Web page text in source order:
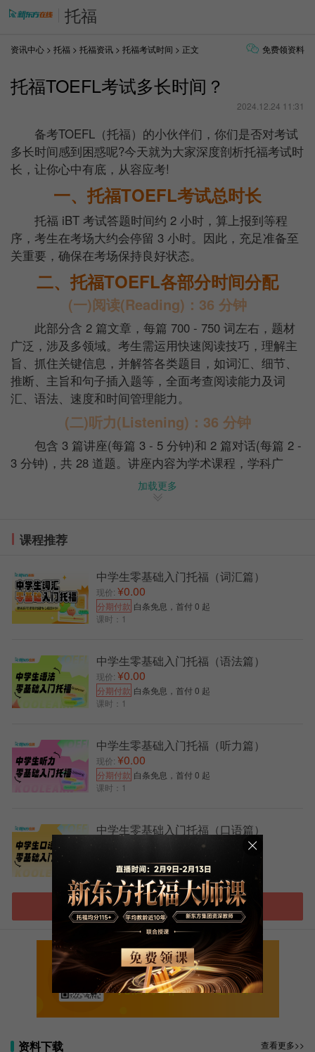
托福
资讯中心 > 托福 > 托福资讯 > 托福考试时间 > 正文 免费领资料
托福TOEFL考试多长时间？
2024.12.24 11:31
备考TOEFL（托福）的小伙伴们，你们是否对考试
多长时间感到困惑呢?今天就为大家深度剖析托福考试时
长，让你心中有底，从容应考!
一、托福TOEFL考试总时长
托福 iBT 考试答题时间约 2 小时，算上报到等程
序，考生在考场大约会停留 3 小时。因此，充足准备至
关重要，确保在考场保持良好状态。
二、托福TOEFL各部分时间分配
(一)阅读(Reading)：36 分钟
此部分含 2 篇文章，每篇 700 - 750 词左右，题材
广泛，涉及多领域。考生需运用快速阅读技巧，理解主
旨、抓住关键信息，并解答各类题目，如词汇、细节、
推断、主旨和句子插入题等，全面考查阅读能力及词
汇、语法、速度和时间管理能力。
(二)听力(Listening)：36 分钟
包含 3 篇讲座(每篇 3 - 5 分钟)和 2 篇对话(每篇 2 -
3 分钟)，共 28 道题。讲座内容为学术课程，学科广
泛，词汇和句子结构复杂，语速适中，考查学术英语听
(三)口语(Speaking)：16 分钟
(Task 1)有 15 秒准备、45 秒作答，话题围绕个人经历
等;综合口语(Task 2 & Task 4)先阅读短文(45 秒)，再听
对话(60 - 90 秒)或讲座(90 - 120 秒)，分别有 30 秒和
(四)写作(Writing)：29 分钟
包括 2 道题。综合写作(Task 1)先阅读文章(3 分
(Task 2)为新题型，针对学术话题发表观点并与其他考生
讨论，要求至少 100 字，考查语言表达、逻辑思维和分
析问题能力。
(一)模拟考试
多进行全真模拟，适应考试节奏，避免因时间紧张
慌乱。
(二)合理分配时间
根据各部分特点，如阅读先看题再读文;听力边听边
记;口语控制时间;写作先构思结构，合理分配答题时间。
(三)提升速度与准确性
通过限时练习和错题分析，提高答题速度与准确
率，同时扩充词汇量、提升语法水平。
加载更多
课程推荐
中学生零基础入门托福（词汇篇）
现价: ¥0.00
分期付款 白条免息，首付 0 起
课时：1
中学生零基础入门托福（语法篇）
现价: ¥0.00
分期付款 白条免息，首付 0 起
课时：1
中学生零基础入门托福（听力篇）
现价: ¥0.00
分期付款 白条免息，首付 0 起
课时：1
中学生零基础入门托福（口语篇）
现价:
课时：1
进入托福选课中心
关注新东方在线托福
托福机经||Official题目练习
资料下载 查看更多>>